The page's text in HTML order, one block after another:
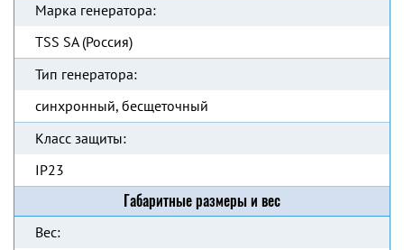
Марка генератора:
TSS SA (Россия)
Тип генератора:
синхронный, бесщеточный
Класс защиты:
IP23
Габаритные размеры и вес
Вес: